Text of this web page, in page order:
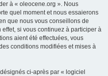
à « oleocene.org ». Nous
quel moment et nous essaierons
que nous vous conseillons de
si vous continuez à participer à
aient été effectuées, vous
conditions modifiées et mises à
ci-après par « logiciel